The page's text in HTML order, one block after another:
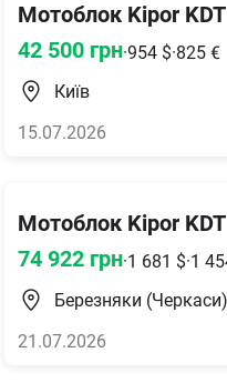
Мотоблок Kipor
42 500 грн·954 $·825 €
Київ
15.07.2026
Мотоблок Kipor KDT
74 922 грн·1 681 $·1
Березняки
21.07.2026